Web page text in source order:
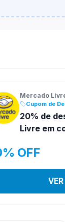
Mercado
Cupom de
20% de
Livre em
OFF